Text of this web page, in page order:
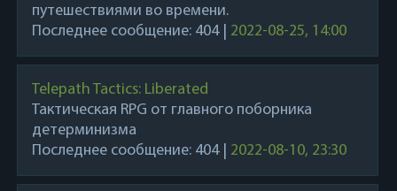
путешествиями во времени.
Последнее сообщение: 404| 2022-08-25, 14:00
Telepath Tactics: Liberated
Тактическая RPG от главного поборника
детерминизма
Последнее сообщение: 404| 2022-08-10, 23:30